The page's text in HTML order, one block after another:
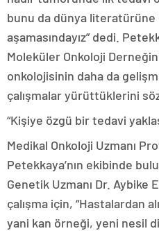
bunu da dünya literatürüne
aşamasındayız” dedi.
Moleküler Onkoloji
onkolojisinin daha da
çalışmalar yürüttüklerini
“Kişiye özgü bir tedavi
Medikal Onkoloji Uzmanı
Petekkaya’nın ekibinde
Genetik Uzmanı Dr. Aybike
çalışma için, “Hastalardan
yani kan örneği, yeni nesil